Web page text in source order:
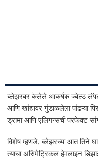
ब्लेझरवर केलेले आकर्षक ज्वेल्ड
आणि खांद्यावर गुंडाळलेला पांढऱ्या
ड्रामा आणि एलिगन्सची परफेक्ट
विशेष म्हणजे, ब्लेझरच्या आत तिने
त्याचा असिमेट्रिकल हेमलाइन